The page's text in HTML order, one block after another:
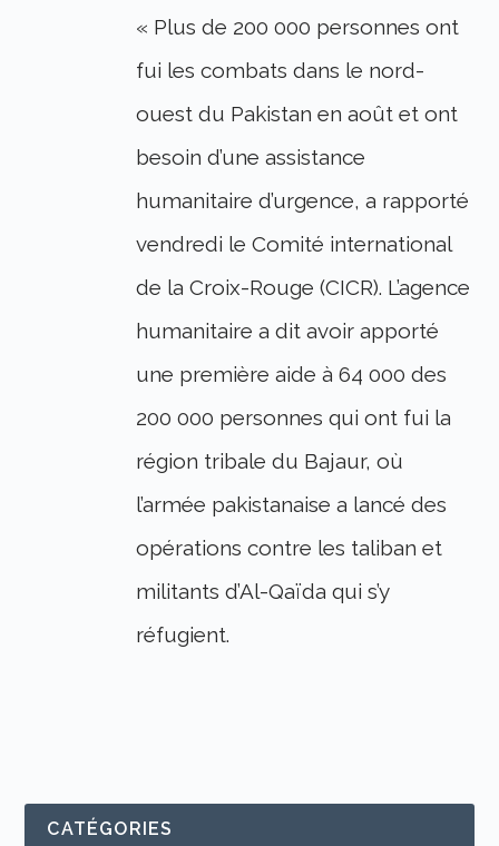
« Plus de 200 000 personnes ont
fui les combats dans le nord-
ouest du Pakistan en août et ont
besoin d’une assistance
humanitaire d’urgence, a rapporté
vendredi le Comité international
de la Croix-Rouge (CICR). L’agence
humanitaire a dit avoir apporté
une première aide à 64 000 des
200 000 personnes qui ont fui la
région tribale du Bajaur, où
l’armée pakistanaise a lancé des
opérations contre les taliban et
militants d’Al-Qaïda qui s’y
réfugient.
CATÉGORIES